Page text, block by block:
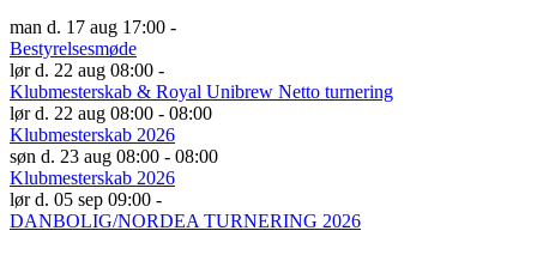
man d. 17 aug 17:00 -
Bestyrelsesmøde
lør d. 22 aug 08:00 -
Klubmesterskab & Royal Unibrew Netto turnering
lør d. 22 aug 08:00 - 08:00
Klubmesterskab 2026
søn d. 23 aug 08:00 - 08:00
Klubmesterskab 2026
lør d. 05 sep 09:00 -
DANBOLIG/NORDEA TURNERING 2026